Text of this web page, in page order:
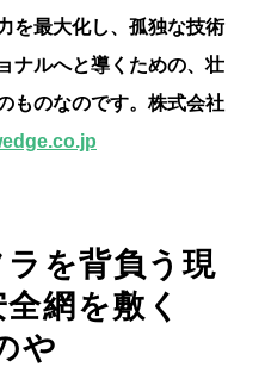
を最大化し、孤独な技術
ナルへと導くための、壮
ものなのです。株式会社
を背負う現
網を敷く
や